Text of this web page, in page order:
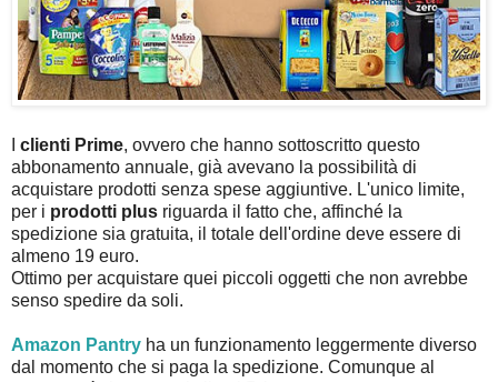
clienti Prime, ovvero che hanno sottoscritto questo
abbonamento annuale, già avevano la possibilità di
acquistare prodotti senza spese aggiuntive. L'unico limite,
per i prodotti plus riguarda il fatto che, affinché la
spedizione sia gratuita, il totale dell'ordine deve essere di
almeno 19 euro.
Ottimo per acquistare quei piccoli oggetti che non avrebbe
senso spedire da soli.
Amazon Pantry ha un funzionamento leggermente diverso
dal momento che si paga la spedizione. Comunque al